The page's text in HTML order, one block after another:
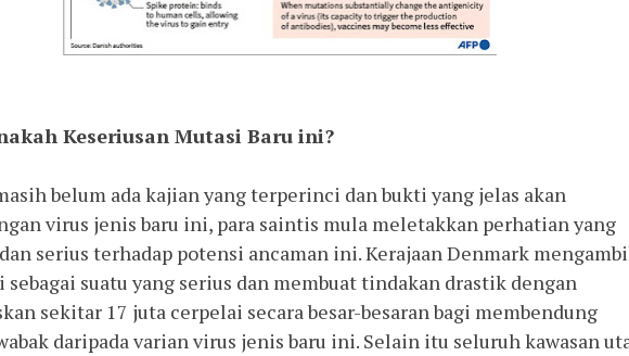
Keseriusan Mutasi Baru ini?
belum ada kajian yang terperinci dan bukti yang jelas akan
virus jenis baru ini, para saintis mula meletakkan perhatian yang
serius terhadap potensi ancaman ini. Kerajaan Denmark
suatu yang serius dan membuat tindakan drastik dengan
sekitar 17 juta cerpelai secara besar-besaran bagi membendung
daripada varian virus jenis baru ini. Selain itu seluruh kawasan